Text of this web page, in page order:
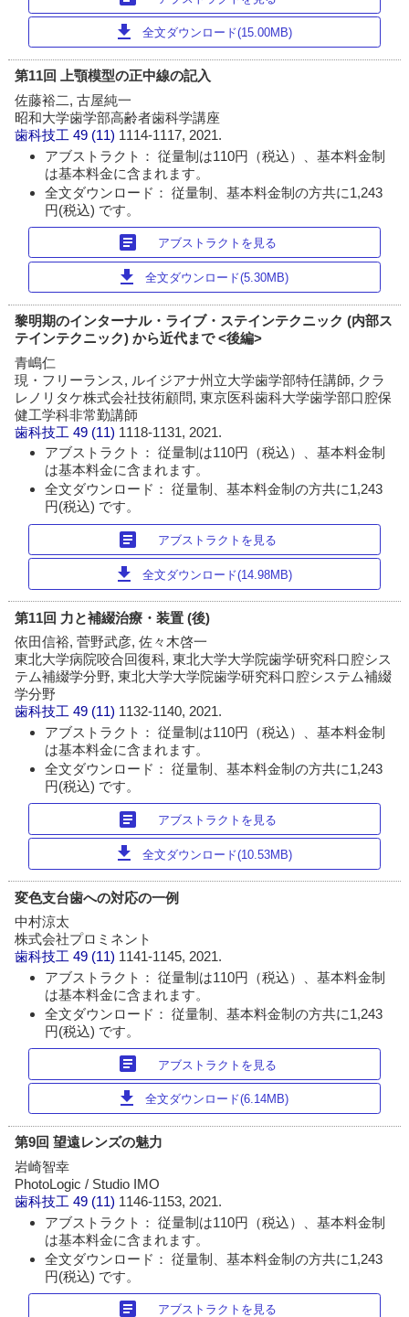
download 全文ダウンロード(15.00MB)
第11回 上顎模型の正中線の記入
佐藤裕二, 古屋純一
昭和大学歯学部高齢者歯科学講座
歯科技工 49 (11) 1114-1117, 2021.
アブストラクト： 従量制は110円（税込）、基本料金制
は基本料金に含まれます。
全文ダウンロード： 従量制、基本料金制の方共に1,243
円(税込) です。
article アブストラクトを見る
download 全文ダウンロード(5.30MB)
黎明期のインターナル・ライブ・ステインテクニック (内部ス
テインテクニック) から近代まで <後編>
青嶋仁
現・フリーランス, ルイジアナ州立大学歯学部特任講師, クラ
レノリタケ株式会社技術顧問, 東京医科歯科大学歯学部口腔保
健工学科非常勤講師
歯科技工 49 (11) 1118-1131, 2021.
アブストラクト： 従量制は110円（税込）、基本料金制
は基本料金に含まれます。
全文ダウンロード： 従量制、基本料金制の方共に1,243
円(税込) です。
article アブストラクトを見る
download 全文ダウンロード(14.98MB)
第11回 力と補綴治療・装置 (後)
依田信裕, 菅野武彦, 佐々木啓一
東北大学病院咬合回復科, 東北大学大学院歯学研究科口腔シス
テム補綴学分野, 東北大学大学院歯学研究科口腔システム補綴
学分野
歯科技工 49 (11) 1132-1140, 2021.
アブストラクト： 従量制は110円（税込）、基本料金制
は基本料金に含まれます。
全文ダウンロード： 従量制、基本料金制の方共に1,243
円(税込) です。
article アブストラクトを見る
download 全文ダウンロード(10.53MB)
変色支台歯への対応の一例
中村涼太
株式会社プロミネント
歯科技工 49 (11) 1141-1145, 2021.
アブストラクト： 従量制は110円（税込）、基本料金制
は基本料金に含まれます。
全文ダウンロード： 従量制、基本料金制の方共に1,243
円(税込) です。
article アブストラクトを見る
download 全文ダウンロード(6.14MB)
第9回 望遠レンズの魅力
岩崎智幸
PhotoLogic / Studio IMO
歯科技工 49 (11) 1146-1153, 2021.
アブストラクト： 従量制は110円（税込）、基本料金制
は基本料金に含まれます。
全文ダウンロード： 従量制、基本料金制の方共に1,243
円(税込) です。
article アブストラクトを見る